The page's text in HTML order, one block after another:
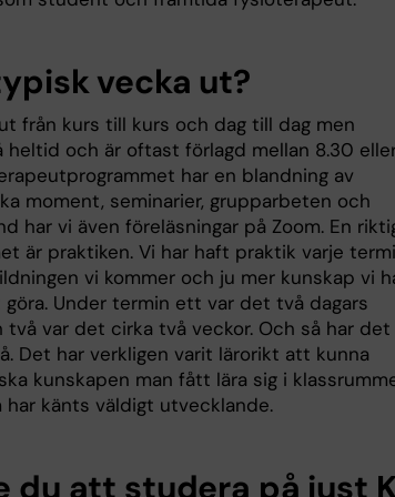
vecka ut?
från kurs till kurs och dag till dag men
heltid och är oftast förlagd mellan 8.30
har en blandning av
moment, seminarier, grupparbeten och
har vi även föreläsningar på Zoom. En
är praktiken. Vi har haft praktik varje
vi kommer och ju mer kunskap vi
Under termin ett var det två dagars
var det cirka två veckor. Och så har det
Det har verkligen varit lärorikt att kunna
kunskapen man fått lära sig i
har känts väldigt utvecklande.
du att studera på just